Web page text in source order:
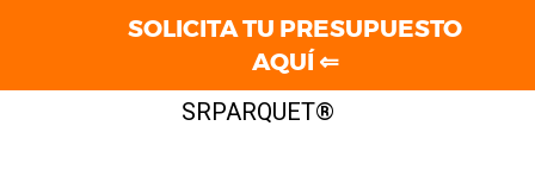
SRPARQUET®
SOLICITA TU PRESUPUESTO
AQUÍ ⇐